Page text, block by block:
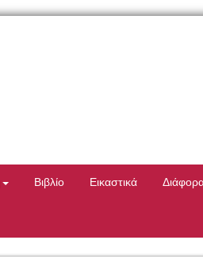
Βιβλίο Εικαστικά